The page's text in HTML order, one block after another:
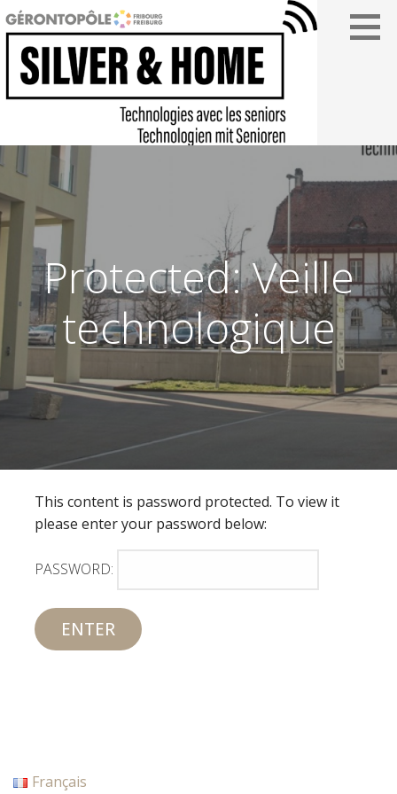
Passer
au
contenu
SILVER&HOME
Protected: Veille
technologique
This content is password protected. To view it
please enter your password below:
PASSWORD:
Français